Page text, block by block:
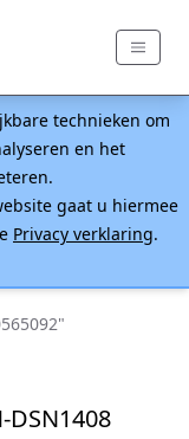
technieken om
en het
gaat u hiermee
Privacy verklaring.
DSN1408